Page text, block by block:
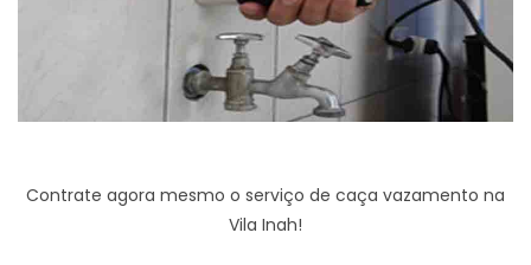
Contrate agora mesmo o serviço de caça vazamento na
Vila Inah!